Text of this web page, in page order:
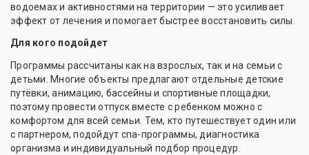
водоемах и активностями на территории — это усиливает
эффект от лечения и помогает быстрее восстановить силы.
Для кого подойдет
Программы рассчитаны как на взрослых, так и на семьи с
детьми. Многие объекты предлагают отдельные детские
путёвки, анимацию, бассейны и спортивные площадки,
поэтому провести отпуск вместе с ребенком можно с
комфортом для всей семьи. Тем, кто путешествует один или
с партнером, подойдут спа-программы, диагностика
организма и индивидуальный подбор процедур.